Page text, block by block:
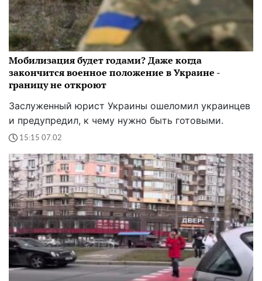
Мобилизация будет годами? Даже когда
закончится военное положение в Украине -
границу не откроют
Заслуженный юрист Украины ошеломил украинцев
и предупредил, к чему нужно быть готовыми.
15:15 07.02